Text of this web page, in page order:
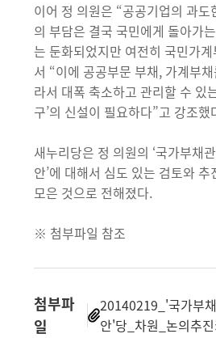
이어 정 의원은 “공공기업의 과도
의 부담은 결국 국민에게 돌아가
는 둔화되었지만 여전히 국민가
서 “이에 공공부문 부채, 가계부
라서 대폭 축소하고 관리할 수 있
구’의 신설이 필요하다”고 강조했
새누리당은 정 의원의 ‘국가부채
안’에 대해서 심도 있는 검토와
모은 것으로 전해졌다.
※ 첨부파일 참조
첨부파
일
20140219_'국가부
안'당_차원_논의추